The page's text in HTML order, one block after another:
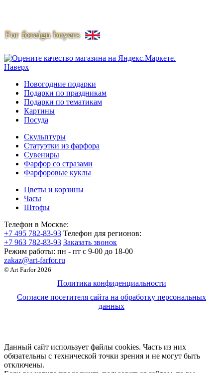
Наверх
Новогодние подарки
Подарки по праздникам
Подарки по тематикам
Картины
Посуда
Скульптуры
Статуэтки из фарфора
Сувениры
Фарфор со стразами
Фарфоровые куклы
Цветы и корзины
Часы
Штофы
Телефон в Москве:
+7 495 782-83-93 Телефон для регионов:
+7 963 782-83-93 Заказать звонок
Режим работы: пн - пт c 9-00 до 18-00
zakaz@art-farfor.ru
© Art Farfor 2026
Политика конфиденциальности
Согласие посетителя сайта на обработку персональных
данных
Данный сайт использует файлы cookies. Часть из них
обязательны с технической точки зрения и не могут быть
отключены.